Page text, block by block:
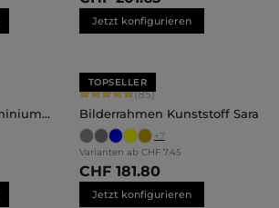
Jetzt konfigurieren
von 5 von 5 Sternen
TOPSELLER
Durchschnittliche Bewertung von
(85)
Bilderrahmen Kunststoff Sara
+7
Varianten ab CHF 7.45
CHF 181.80
Jetzt konfigurieren